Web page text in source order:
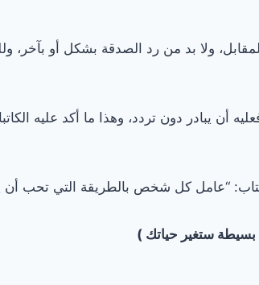
ولا بد من رد الصدقة بشكل أو بآخر،
أن يبادر دون تردد، وهذا ما أكد عليه
“عامل كل شخص بالطريقة التي تحب أن